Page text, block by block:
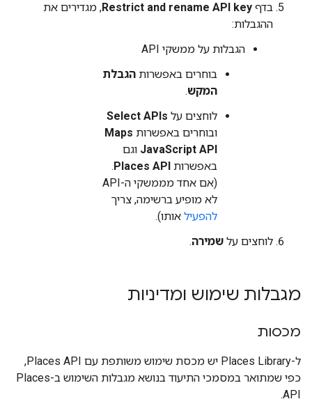
בדף Restrict and rename API key, מגדירים את
ההגבלות:
הגבלות על ממשקי API
בוחרים באפשרות הגבלת
המקש.
לוחצים על Select APIs
ובוחרים באפשרות Maps
JavaScript API וגם
באפשרות Places API
.
(אם אחד מממשקי ה-API
לא מופיע ברשימה, צריך
להפעיל אותו).
לוחצים על שמירה.
מגבלות שימוש ומדיניות
מכסות
ל-Places Library יש מכסת שימוש משותפת עם Places API,
כפי שמתואר במסמכי התיעוד בנושא מגבלות השימוש ב-Places
API.